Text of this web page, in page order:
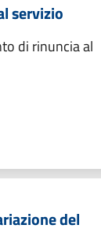
servizio
di rinuncia al
del